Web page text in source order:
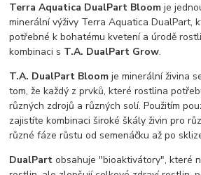
Terra Aquatica DualPart Bloom je
minerální výživy Terra Aquatica DualPart,
potřebné k bohatému kvetení a úrodě
kombinaci s T.A. DualPart Grow.
T.A. DualPart Bloom je minerální živina
tom, že každý z prvků, které rostlina
různých zdrojů a různých solí. Použitím
zajistíte kombinaci široké škály živin pro
různé fáze růstu od semenáčku až po
DualPart obsahuje "bioaktivátory", které